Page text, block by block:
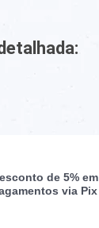
de 5% em
via Pix